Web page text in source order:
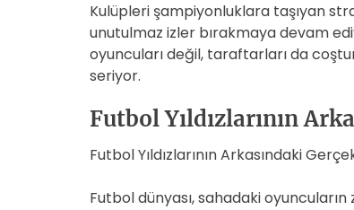
Kulüpleri şampiyonluklara taşıyan
unutulmaz izler bırakmaya devam
oyuncuları değil, taraftarları da
seriyor.
Futbol Yıldızlarının
Futbol Yıldızlarının Arkasındaki
Futbol dünyası, sahadaki